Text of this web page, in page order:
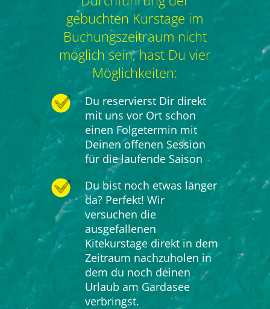
gebuchten Kurstage im
Buchungszeitraum nicht
möglich sein, hast Du vier
Möglichkeiten:
Du reservierst Dir direkt
mit uns vor Ort schon
einen Folgetermin mit
Deinen offenen Session
für die laufende Saison
Du bist noch etwas länger
da? Perfekt! Wir
versuchen die
ausgefallenen
Kitekurstage direkt in dem
Zeitraum nachzuholen in
dem du noch deinen
Urlaub am Gardasee
verbringst.